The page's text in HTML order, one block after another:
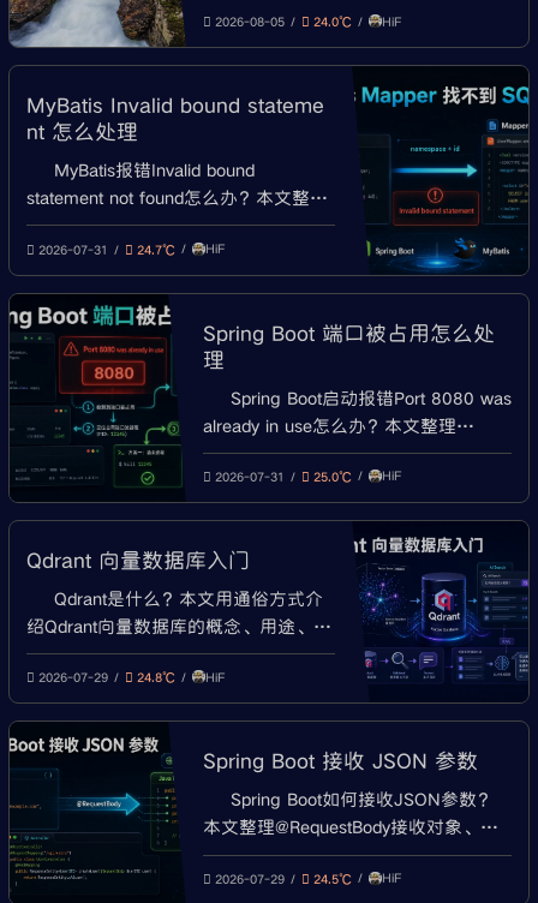
目、Controller接口、JSON参数接收、
application.yml配置、连接MySQL、整
处理、打包部署和常见报错排查。
2026-08-05 24.0℃ HiF
MyBatis Invalid bound stateme
nt 怎么处理
MyBatis报错Invalid bound
statement not found怎么办？本文整理
Mapper XML找不到、namespace写
错、id和接口方法名不一致、mapper-
locations配置错误、XML未打包、
@MapperScan扫描失败、多模块项目
和MyBatis-Plus自定义方法等排查方
2026-07-31 24.7℃ HiF
Spring Boot 端口被占用怎么处
理
Spring Boot启动报错Port 8080 was
already in use怎么办？本文整理
Windows、Linux、macOS查看8080端
口占用的方法，包含netstat、lsof、
kill、taskkill、server.port修改、启动参
数、环境变量、Docker端口映射和
IDEA重复启动排查。
2026-07-31 25.0℃ HiF
Qdrant 向量数据库入门
Qdrant是什么？本文用通俗方式介
绍Qdrant向量数据库的概念、用途、核
心概念和使用方法，包括向量、
Collection、Point、Payload、
Distance、Filter、Docker启动、REST
API示例、Java接入、RAG知识库、语
义搜索和相似推荐场景。
2026-07-29 24.8℃ HiF
Spring Boot 接收 JSON 参数
Spring Boot如何接收JSON参数？
本文整理@RequestBody接收对象、数
组、List、Map、嵌套对象、
LocalDateTime、@JsonProperty、
2026-07-29 24.5℃ HiF